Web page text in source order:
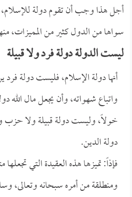
أجل هذا وجب أن تقوم دولة للإسلام،
سواها من الدول كثير من المميزات،
ليست الدولة دولة فرد ولا قبيلة
أنها دولة الإسلام، فليست دولة فرد
واتباع شهواته، وأن يجعل مال الله
خولاً، وليست دولة قبيلة ولا
دولة الدين.
فإذاً: تميزها هذه العقيدة التي
ومنطلقة من أمره سبحانه وتعالى،